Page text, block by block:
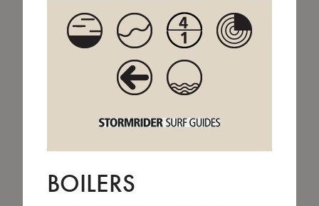
BOILERS